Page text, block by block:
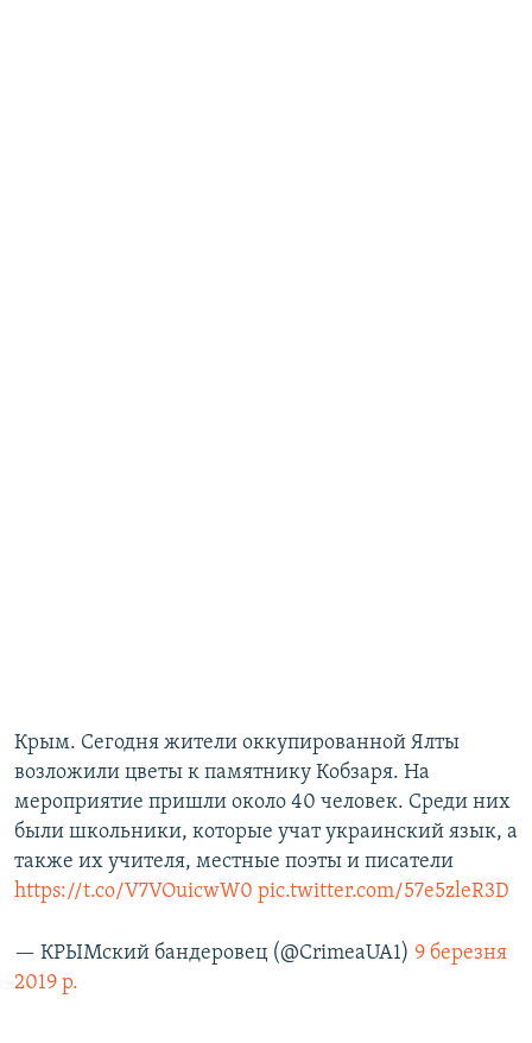
Крым. Сегодня жители оккупированной Ялты
возложили цветы к памятнику Кобзаря. На
мероприятие пришли около 40 человек. Среди них
были школьники, которые учат украинский язык, а
также их учителя, местные поэты и писатели
https://t.co/V7VOuicwW0 pic.twitter.com/57e5zleR3D
— КРЫМский бандеровец (@CrimeaUA1) 9 березня
2019 р.